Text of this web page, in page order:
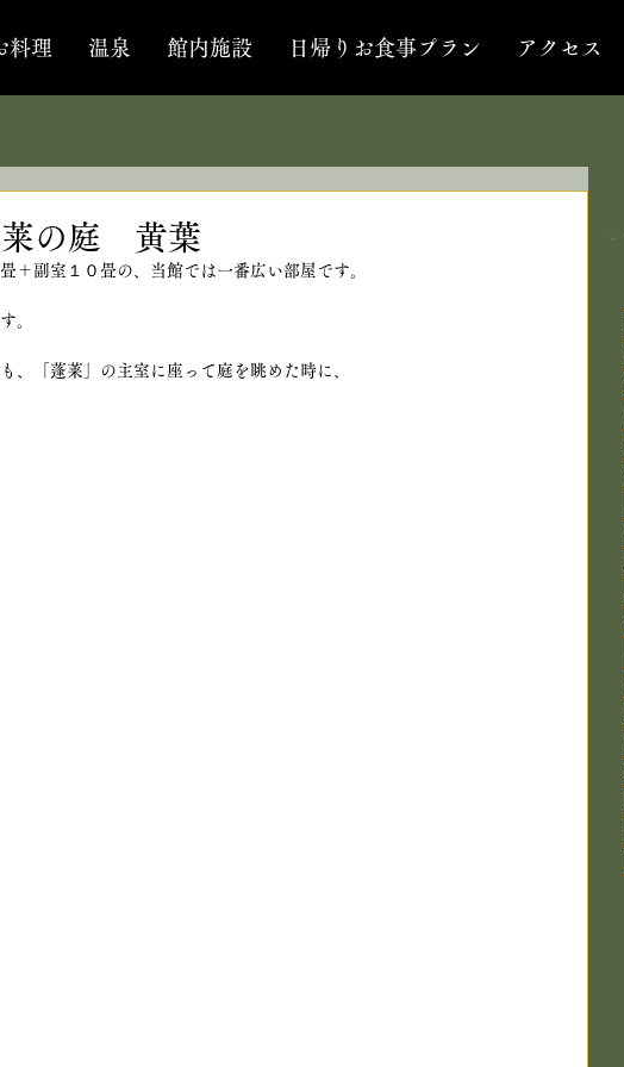
料理 温泉 館内施設 日帰りお食事プラン アクセス
の庭 黄葉
＋副室１０畳の、当館では一番広い部屋です。
。
、「蓬莱」の主室に座って庭を眺めた時に、